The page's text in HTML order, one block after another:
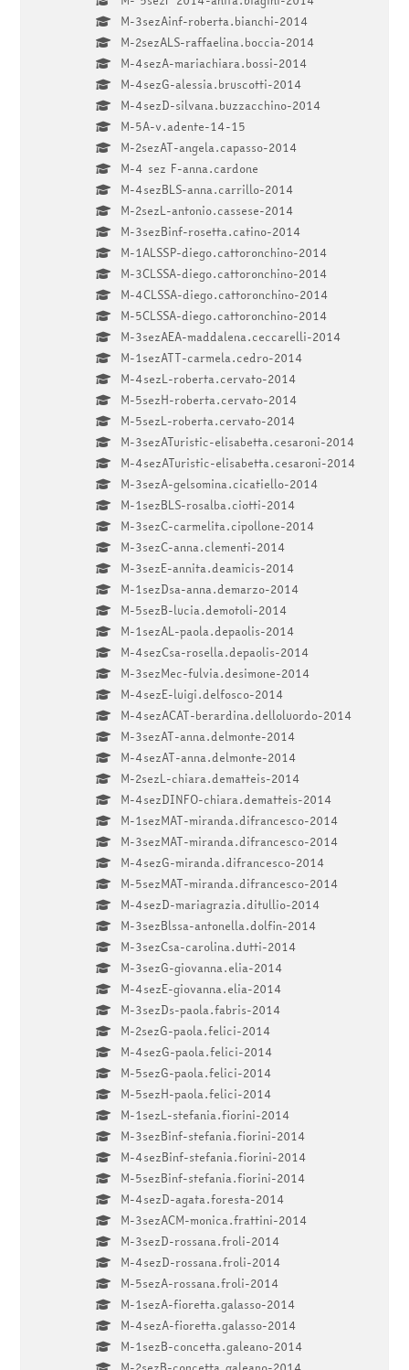
M-3sezAinf-roberta.bianchi-2014
M-2sezALS-raffaelina.boccia-2014
M-4sezA-mariachiara.bossi-2014
M-4sezG-alessia.bruscotti-2014
M-4sezD-silvana.buzzacchino-2014
M-5A-v.adente-14-15
M-2sezAT-angela.capasso-2014
M-4 sez F-anna.cardone
M-4sezBLS-anna.carrillo-2014
M-2sezL-antonio.cassese-2014
M-3sezBinf-rosetta.catino-2014
M-1ALSSP-diego.cattoronchino-2014
M-3CLSSA-diego.cattoronchino-2014
M-4CLSSA-diego.cattoronchino-2014
M-5CLSSA-diego.cattoronchino-2014
M-3sezAEA-maddalena.ceccarelli-2014
M-1sezATT-carmela.cedro-2014
M-4sezL-roberta.cervato-2014
M-5sezH-roberta.cervato-2014
M-5sezL-roberta.cervato-2014
M-3sezATuristic-elisabetta.cesaroni-2014
M-4sezATuristic-elisabetta.cesaroni-2014
M-3sezA-gelsomina.cicatiello-2014
M-1sezBLS-rosalba.ciotti-2014
M-3sezC-carmelita.cipollone-2014
M-3sezC-anna.clementi-2014
M-3sezE-annita.deamicis-2014
M-1sezDsa-anna.demarzo-2014
M-5sezB-lucia.demotoli-2014
M-1sezAL-paola.depaolis-2014
M-4sezCsa-rosella.depaolis-2014
M-3sezMec-fulvia.desimone-2014
M-4sezE-luigi.delfosco-2014
M-4sezACAT-berardina.delloluordo-2014
M-3sezAT-anna.delmonte-2014
M-4sezAT-anna.delmonte-2014
M-2sezL-chiara.dematteis-2014
M-4sezDINFO-chiara.dematteis-2014
M-1sezMAT-miranda.difrancesco-2014
M-3sezMAT-miranda.difrancesco-2014
M-4sezG-miranda.difrancesco-2014
M-5sezMAT-miranda.difrancesco-2014
M-4sezD-mariagrazia.ditullio-2014
M-3sezBlssa-antonella.dolfin-2014
M-3sezCsa-carolina.dutti-2014
M-3sezG-giovanna.elia-2014
M-4sezE-giovanna.elia-2014
M-3sezDs-paola.fabris-2014
M-2sezG-paola.felici-2014
M-4sezG-paola.felici-2014
M-5sezG-paola.felici-2014
M-5sezH-paola.felici-2014
M-1sezL-stefania.fiorini-2014
M-3sezBinf-stefania.fiorini-2014
M-4sezBinf-stefania.fiorini-2014
M-5sezBinf-stefania.fiorini-2014
M-4sezD-agata.foresta-2014
M-3sezACM-monica.frattini-2014
M-3sezD-rossana.froli-2014
M-4sezD-rossana.froli-2014
M-5sezA-rossana.froli-2014
M-1sezA-fioretta.galasso-2014
M-4sezA-fioretta.galasso-2014
M-1sezB-concetta.galeano-2014